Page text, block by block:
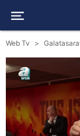
Web Tv